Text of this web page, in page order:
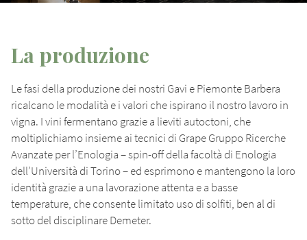
La produzione
Le fasi della produzione dei nostri Gavi e Piemonte Barbera
ricalcano le modalità e i valori che ispirano il nostro lavoro in
vigna. I vini fermentano grazie a lieviti autoctoni, che
moltiplichiamo insieme ai tecnici di Grape Gruppo Ricerche
Avanzate per l’Enologia – spin-off della facoltà di Enologia
dell’Università di Torino – ed esprimono e mantengono la loro
identità grazie a una lavorazione attenta e a basse
temperature, che consente limitato uso di solfiti, ben al di
sotto del disciplinare Demeter.